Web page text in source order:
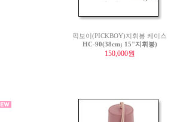
픽보이(PICKBOY)지휘봉 케이스
HC-90(38cm; 15"지휘봉)
150,000원